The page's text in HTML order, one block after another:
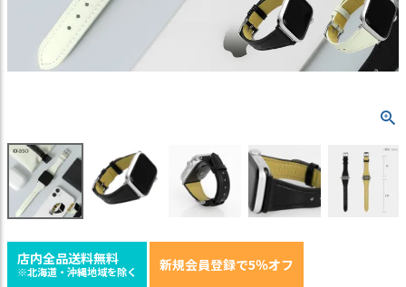
店内全品送料無料
※北海道・沖縄地域を除く 新規会員登録で5％オフ